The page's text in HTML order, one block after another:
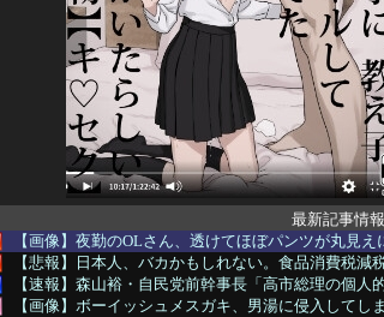
最新記事情
【画像】夜勤のOLさん、透けてほぼパンツが丸見
【悲報】日本人、バカかもしれない。食品消費税減
【速報】森山裕・自民党前幹事長「高市総理の個人
【画像】ボーイッシュメスガキ、男湯に侵入してし